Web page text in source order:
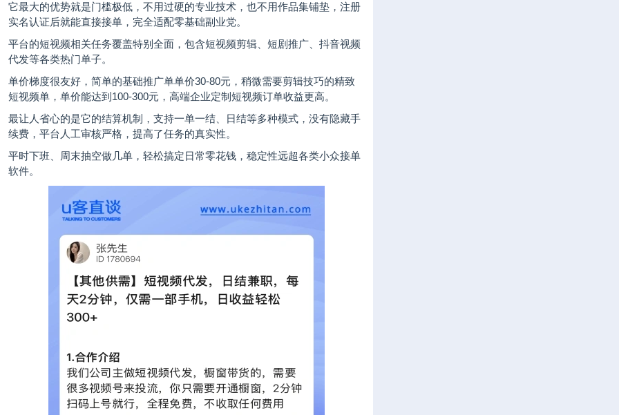
它最大的优势就是门槛极低，不用过硬的专业技术，也不用作品集铺垫，注册
实名认证后就能直接接单，完全适配零基础副业党。
平台的短视频相关任务覆盖特别全面，包含短视频剪辑、短剧推广、抖音视频
代发等各类热门单子。
单价梯度很友好，简单的基础推广单单价30-80元，稍微需要剪辑技巧的精致
短视频单，单价能达到100-300元，高端企业定制短视频订单收益更高。
最让人省心的是它的结算机制，支持一单一结、日结等多种模式，没有隐藏手
续费，平台人工审核严格，提高了任务的真实性。
平时下班、周末抽空做几单，轻松搞定日常零花钱，稳定性远超各类小众接单
软件。